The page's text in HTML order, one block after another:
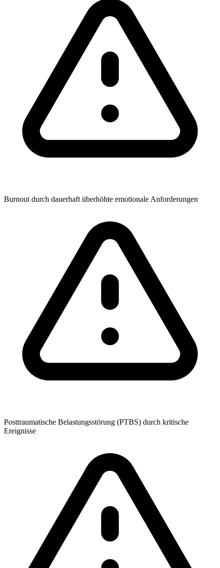
Burnout durch dauerhaft überhöhte emotionale Anforderungen
Posttraumatische Belastungsstörung (PTBS) durch kritische
Ereignisse